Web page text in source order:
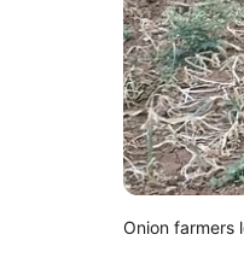
Onion farmers